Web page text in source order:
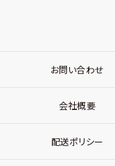
お問い合わせ
会社概要
配送ポリシー